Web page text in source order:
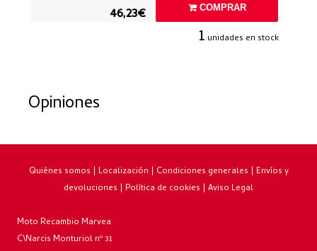
46,23€ COMPRAR
1 unidades en stock
Opiniones
Quiénes somos | Localización | Condiciones generales | Envíos y
devoluciones | Política de cookies | Aviso Legal
Moto Recambio Marvea
C\Narcis Monturiol nº 31